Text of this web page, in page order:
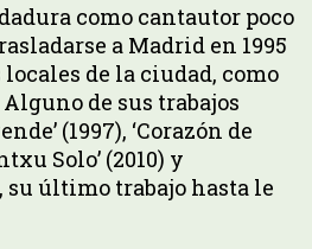
como cantautor poco
a Madrid en 1995
de la ciudad, como
de sus trabajos
(1997), ‘Corazón de
Solo’ (2010) y
su último trabajo hasta le